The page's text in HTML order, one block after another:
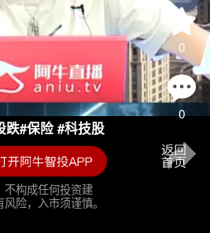
0
0
跌#保险 #科技股
不构成任何投资建
险，入市须谨慎。